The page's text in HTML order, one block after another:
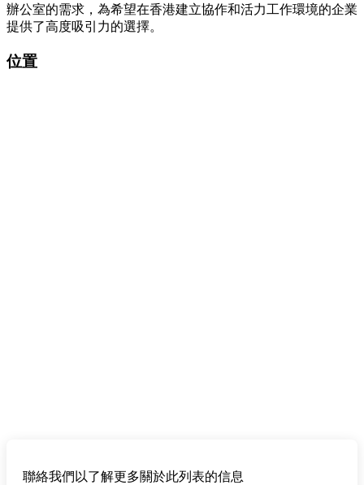
辦公室的需求，為希望在香港建立協作和活力工作環境的企業
提供了高度吸引力的選擇。
位置
聯絡我們以了解更多關於此列表的信息